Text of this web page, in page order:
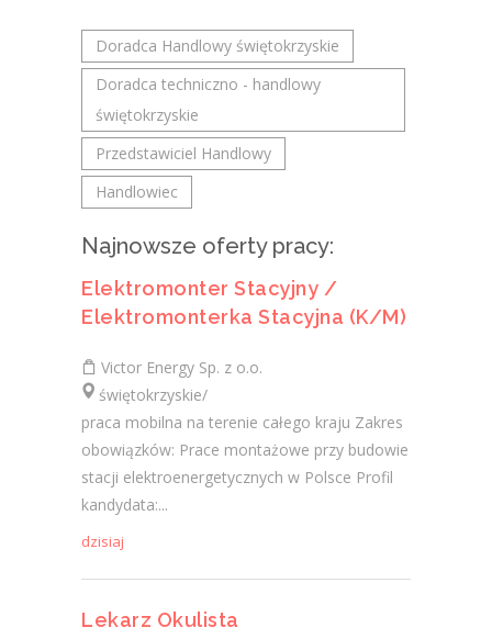
Doradca Handlowy świętokrzyskie
Doradca techniczno - handlowy
świętokrzyskie
Przedstawiciel Handlowy
Handlowiec
Najnowsze oferty pracy:
Elektromonter Stacyjny /
Elektromonterka Stacyjna (K/M)
Victor Energy Sp. z o.o.
świętokrzyskie/
praca mobilna na terenie całego kraju Zakres
obowiązków: Prace montażowe przy budowie
stacji elektroenergetycznych w Polsce Profil
kandydata:...
dzisiaj
Lekarz Okulista